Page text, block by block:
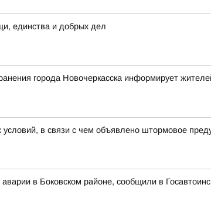
единства и добрых дел
города Новочеркасска информирует
в связи с чем объявлено штормовое
в Боковском районе, сообщили в